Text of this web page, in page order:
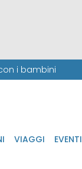
i bambini
VIAGGI EVENTI